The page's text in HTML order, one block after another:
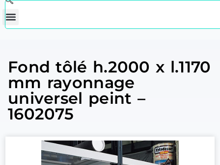
Fond tôlé h.2000 x l.1170
mm rayonnage
universel peint –
1602075